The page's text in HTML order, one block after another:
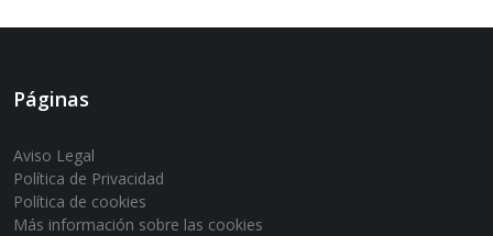
Páginas
Aviso Legal
Política de Privacidad
Política de cookies
Más información sobre las cookies